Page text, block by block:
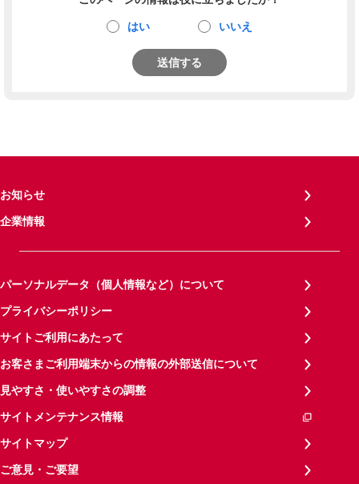
はい いいえ
送信する
お知らせ
企業情報
パーソナルデータ（個人情報など）について
プライバシーポリシー
サイトご利用にあたって
お客さまご利用端末からの情報の外部送信について
見やすさ・使いやすさの調整
サイトメンテナンス情報
サイトマップ
ご意見・ご要望